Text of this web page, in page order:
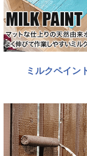
ミルクペイン